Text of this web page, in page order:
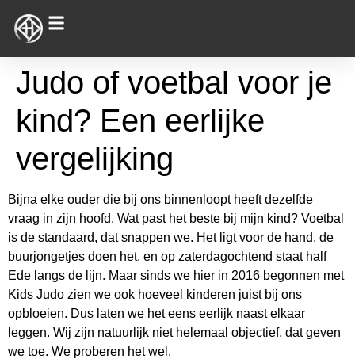
Judo of voetbal voor je
kind? Een eerlijke
vergelijking
Bijna elke ouder die bij ons binnenloopt heeft dezelfde
vraag in zijn hoofd. Wat past het beste bij mijn kind? Voetbal
is de standaard, dat snappen we. Het ligt voor de hand, de
buurjongetjes doen het, en op zaterdagochtend staat half
Ede langs de lijn. Maar sinds we hier in 2016 begonnen met
Kids Judo zien we ook hoeveel kinderen juist bij ons
opbloeien. Dus laten we het eens eerlijk naast elkaar
leggen. Wij zijn natuurlijk niet helemaal objectief, dat geven
we toe. We proberen het wel.